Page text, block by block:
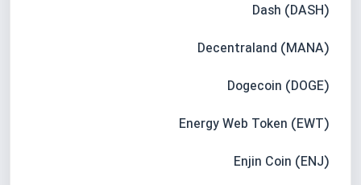
Dash (DASH)
Decentraland (MANA)
Dogecoin (DOGE)
Energy Web Token (EWT)
Enjin Coin (ENJ)